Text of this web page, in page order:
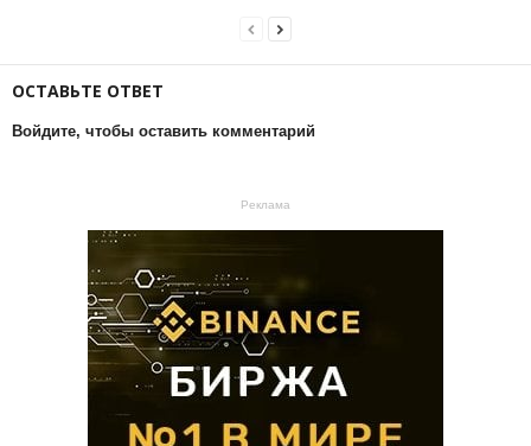
ОСТАВЬТЕ ОТВЕТ
Войдите, чтобы оставить комментарий
Реклама